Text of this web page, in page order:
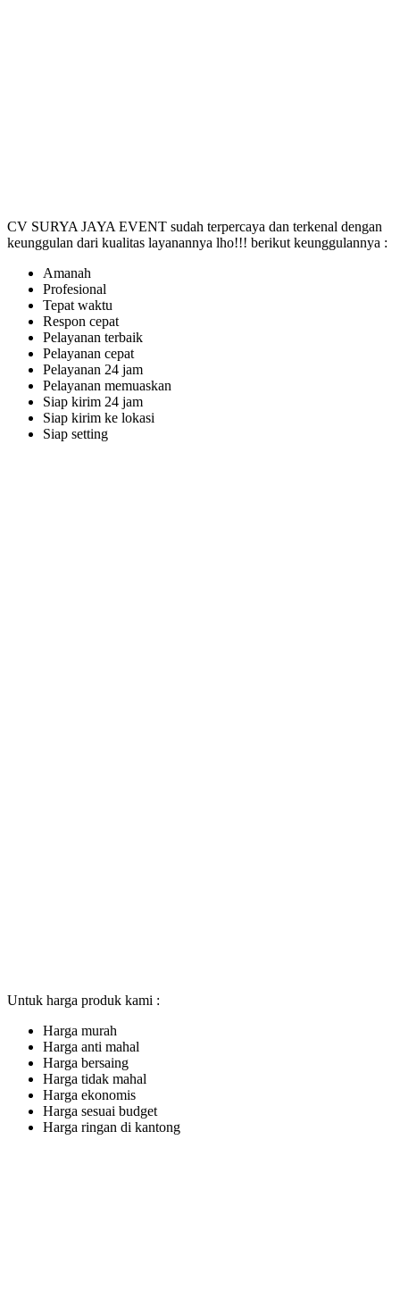
CV SURYA JAYA EVENT sudah terpercaya dan terkenal dengan
keunggulan dari kualitas layanannya lho!!! berikut keunggulannya :
Amanah
Profesional
Tepat waktu
Respon cepat
Pelayanan terbaik
Pelayanan cepat
Pelayanan 24 jam
Pelayanan memuaskan
Siap kirim 24 jam
Siap kirim ke lokasi
Siap setting
Untuk harga produk kami :
Harga murah
Harga anti mahal
Harga bersaing
Harga tidak mahal
Harga ekonomis
Harga sesuai budget
Harga ringan di kantong